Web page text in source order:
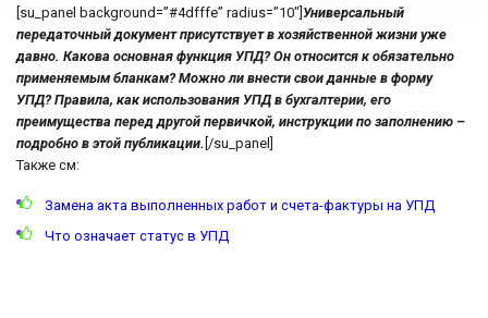
[su_panel background=”#4dfffe” radius=”10″] Универсальный
передаточный документ присутствует в хозяйственной жизни уже
давно. Какова основная функция УПД? Он относится к обязательно
применяемым бланкам? Можно ли внести свои данные в форму
УПД?Правила, как использования УПД в бухгалтерии, его
преимущества перед другой первичкой, инструкции по заполнению –
подробно в этой публикации. [/su_panel]
Также см:
Замена акта выполненных работ и счета-фактуры на УПД
Что означает статус в УПД